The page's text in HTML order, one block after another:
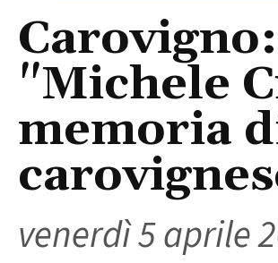
"Michele
memoria
venerdì 5 aprile